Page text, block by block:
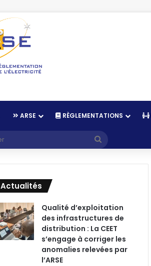
ARSE RÈGLEMENTATIONS
Rechercher
Actualités
Qualité d’exploitation
des infrastructures de
distribution : La CEET
s’engage à corriger les
anomalies relevées par
l’ARSE